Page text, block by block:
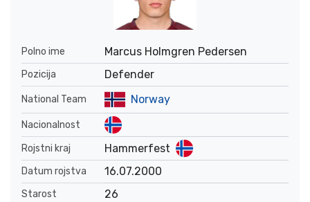
Polno ime Marcus Holmgren Pedersen
Pozicija Defender
National Team Norway
Nacionalnost
Rojstni kraj
Hammerfest
Datum rojstva 16.07.2000
Starost 26